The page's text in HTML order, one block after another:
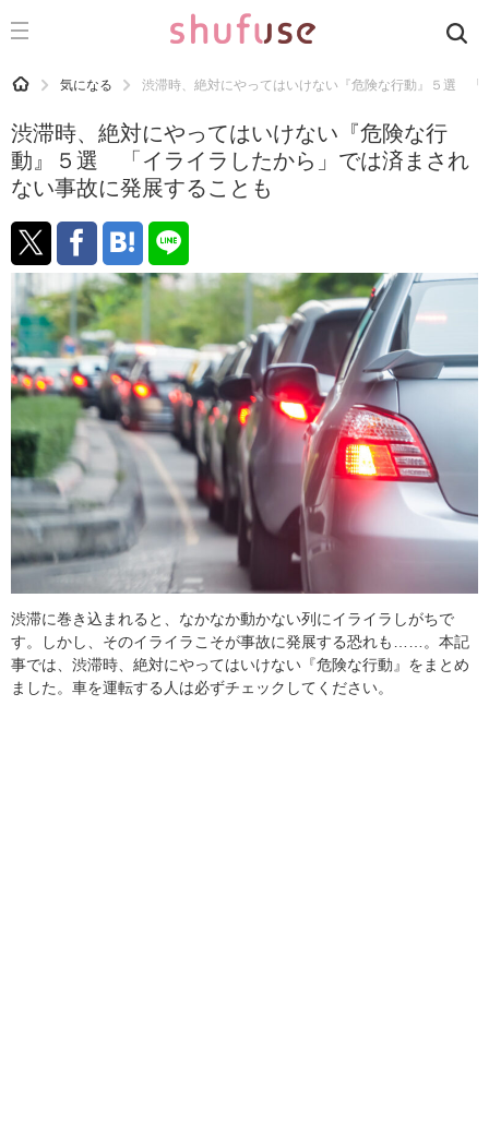
CATEGORY 記事カテゴリ
運気
洗濯
生活の知恵
お金
掃除
マナー
趣味
食材辞典
おすすめ
HOME 気になる 渋滞時、絶対にやってはいけない『危険な行動』５選 「
渋滞時、絶対にやってはいけない『危険な行
動』５選 「イライラしたから」では済まされ
ない事故に発展することも
渋滞に巻き込まれると、なかなか動かない列にイライラしがちで
す。しかし、そのイライラこそが事故に発展する恐れも……。本記
事では、渋滞時、絶対にやってはいけない『危険な行動』をまとめ
ました。車を運転する人は必ずチェックしてください。